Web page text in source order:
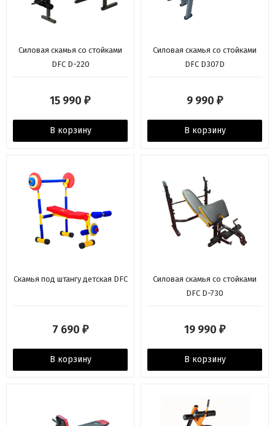
Силовая скамья со стойками
DFC D-220
15 990 ₽
В корзину
Силовая скамья со стойками
DFC D307D
9 990 ₽
В корзину
Скамья под штангу детская DFC
7 690 ₽
В корзину
Силовая скамья со стойками
DFC D-730
19 990 ₽
В корзину